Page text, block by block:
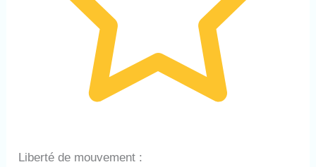
Liberté de mouvement :